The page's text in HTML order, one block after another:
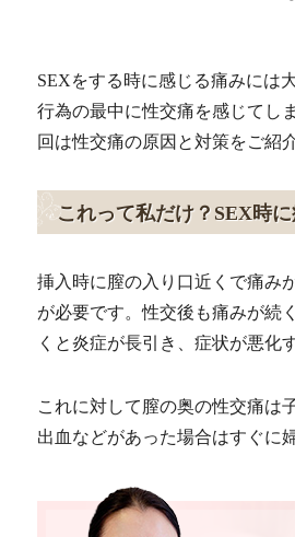
SEXをする時に感じる痛みには
行為の最中に性交痛を感じてし
回は性交痛の原因と対策をご紹
これって私だけ？SEX時
挿入時に膣の入り口近くで痛み
が必要です。性交後も痛みが続
くと炎症が長引き、症状が悪化
これに対して膣の奥の性交痛は
出血などがあった場合はすぐに